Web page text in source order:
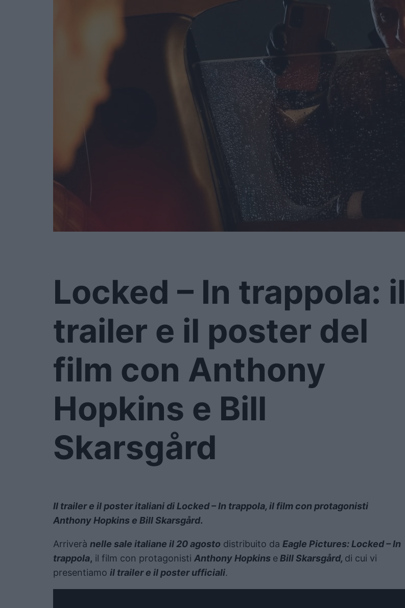
Locked – In trappola: il
trailer e il poster del
film con Anthony
Hopkins e Bill
Skarsgård
Il trailer e il poster italiani di Locked – In trappola, il film con protagonisti
Anthony Hopkins e BillSkarsgård.
Arriverà nelle sale italiane il 20 agosto distribuito da Eagle Pictures: Locked – In
trappola, il film con protagonisti Anthony Hopkins eBillSkarsgård, di cui vi
presentiamo il trailer e il poster ufficiali.